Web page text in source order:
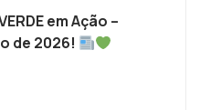
em Ação –
de 2026!